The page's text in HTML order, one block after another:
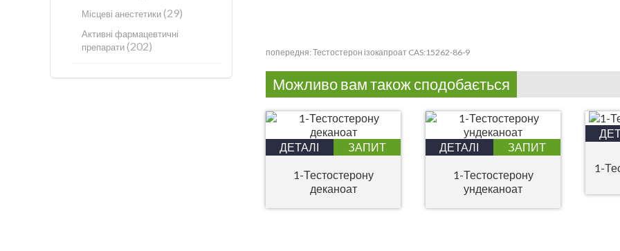
попередня: Тестостерон ізокапроат CAS:15262-86-9
Можливо вам також сподобається
ДЕТАЛІ ЗАПИТ
1-Тестостерону
деканоат
ДЕТАЛІ ЗАПИТ
1-Тестостерону
ундеканоат
1-
Місцеві анестетики(29)
Активні фармацевтичні
препарати(202)